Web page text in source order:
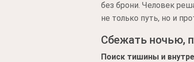
без брони. Человек
не только путь, но и
Сбежать ночью,
Поиск тишины и